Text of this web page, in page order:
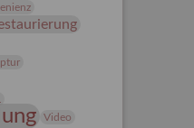
Video